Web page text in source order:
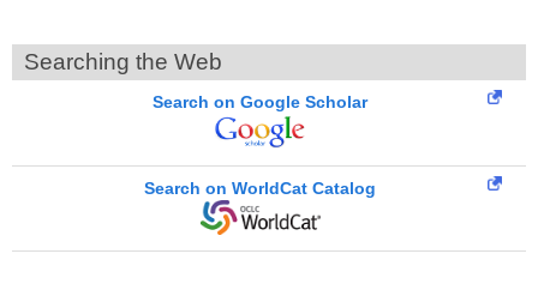
Searching the Web
Search on Google Scholar
Search on WorldCat Catalog